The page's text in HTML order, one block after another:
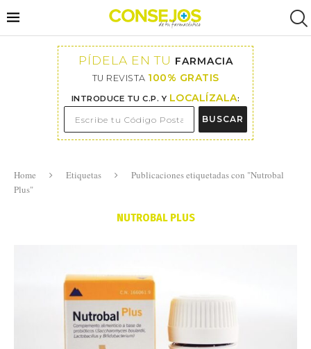
PÍDELA EN TU FARMACIA
TU REVISTA 100% GRATIS
INTRODUCE TU C.P. Y LOCALÍZALA:
BUSCAR
Home Etiquetas
Publicaciones etiquetadas con "Nutrobal
Plus"
NUTROBAL PLUS